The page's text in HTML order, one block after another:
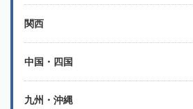
関西
中国・四国
九州・沖縄